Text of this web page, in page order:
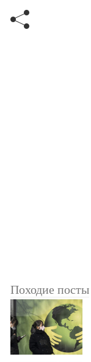
Походие посты